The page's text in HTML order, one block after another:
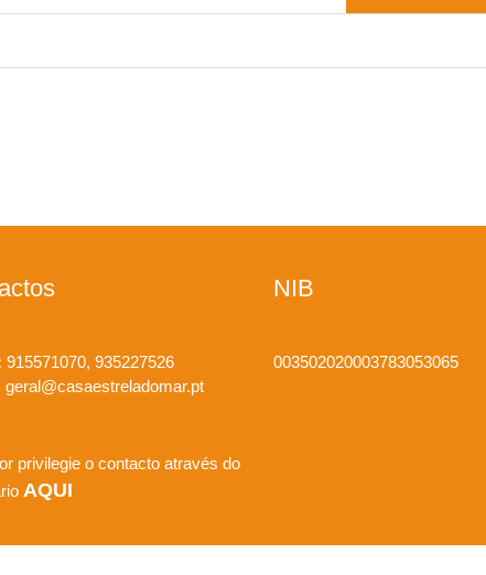
915571070, 935227526
geral@casaestreladomar.pt
privilegie o contacto através do
AQUI
NIB
003502020003783053065